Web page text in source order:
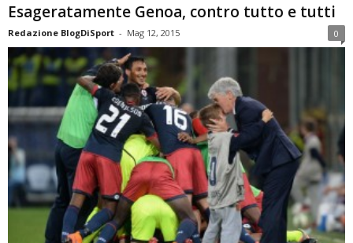
Esageratamente Genoa, contro tutto e tutti
Redazione BlogDiSport - Mag 12, 2015 0